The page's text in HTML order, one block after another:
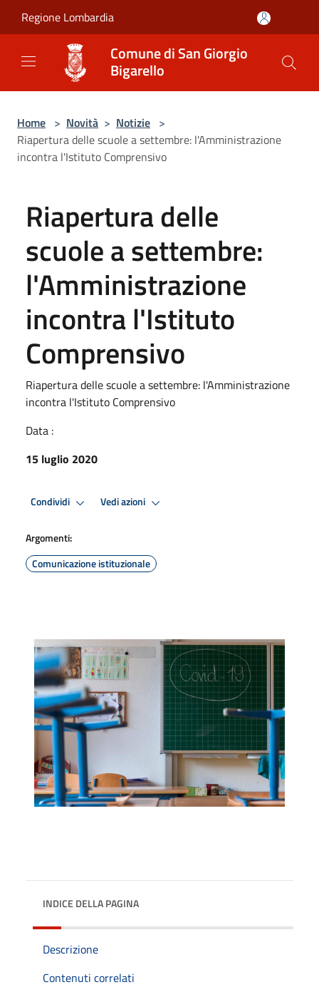
Regione Lombardia
Comune di San Giorgio
Bigarello
Home > Novità > Notizie >
Riapertura delle scuole a settembre: l'Amministrazione
incontra l'Istituto Comprensivo
Riapertura delle
scuole a settembre:
l'Amministrazione
incontra l'Istituto
Comprensivo
Riapertura delle scuole a settembre: l'Amministrazione
incontra l'Istituto Comprensivo
Data :
15 luglio 2020
Condividi Vedi azioni
Argomenti:
Comunicazione istituzionale
INDICE DELLA PAGINA
Descrizione
Contenuti correlati